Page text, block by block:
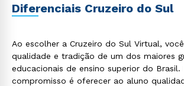
Diferenciais Cruzeiro do Sul
Ao escolher a Cruzeiro do Sul Virtual,
qualidade e tradição de um dos maiores
educacionais de ensino superior do Brasil.
compromisso é oferecer ao aluno